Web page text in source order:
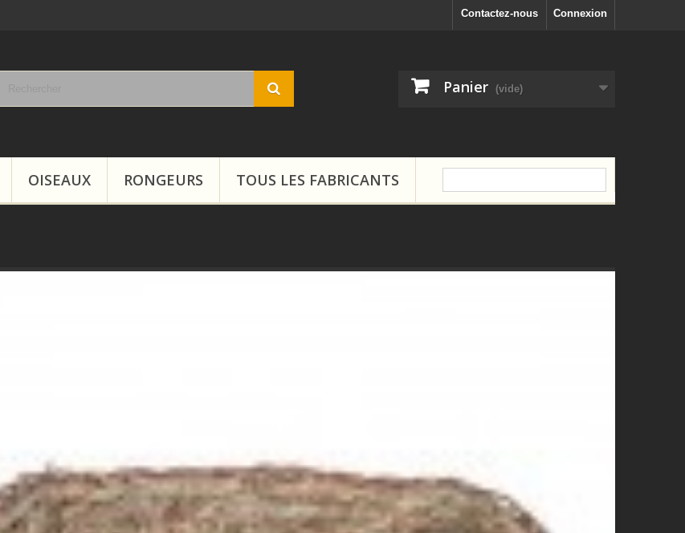
Connexion
Contactez-nous
Panier (vide)
OISEAUX RONGEURS TOUS LES FABRICANTS